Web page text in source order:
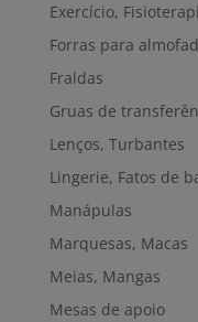
Exercício,
Forras para
Fraldas
Gruas de
Lenços, Turbantes
Lingerie, Fatos de
Manápulas
Marquesas, Macas
Meias, Mangas
Mesas de apoio